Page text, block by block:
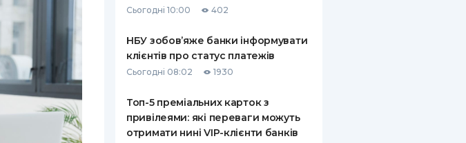
РЕЙТИНГ ДЕБЕТОВИХ
ЩОМІСЯЧНИЙ ОГЛЯД
КЕШБЕКУ
ПУТІВНИКИ ПО
БАНКІВСЬКИХ КАРТКАХ
СТРАХУВАННЮ
ВСІ СТРАХОВІ ПОЛІСИ
ВІДГУКИ ПРО СТРАХОВІ
КОМПАНІЇ
Сьогодні 10:00 402
НБУ зобов’яже банки інформувати
клієнтів про статус платежів
Сьогодні 08:02 1930
Топ-5 преміальних карток з
привілеями: які переваги можуть
отримати нині VIP-клієнти банків